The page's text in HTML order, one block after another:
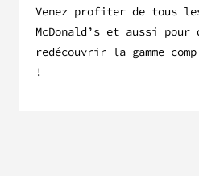
Venez profiter de tous
McDonald’s et aussi pour
redécouvrir la gamme
!